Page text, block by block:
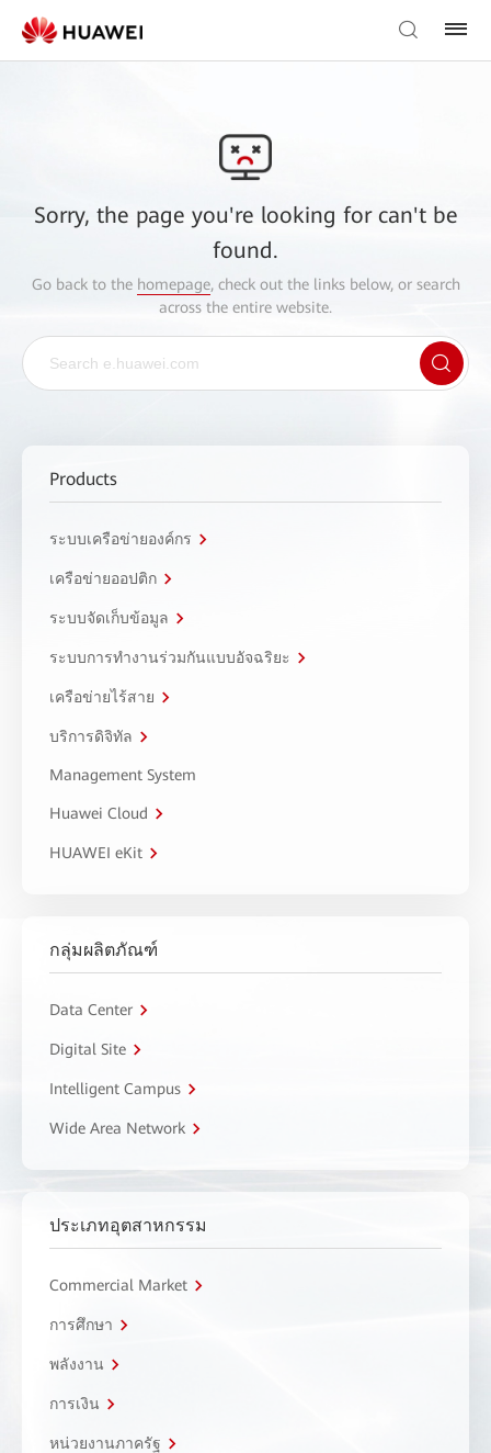
Sorry, the page you're looking for can't be
found.
Go back to the homepage, check out the links below, or search
across the entire website.
Products
ระบบเครือข่ายองค์กร
เครือข่ายออปติก
ระบบจัดเก็บข้อมูล
ระบบการทำงานร่วมกันแบบอัจฉริยะ
เครือข่ายไร้สาย
บริการดิจิทัล
Management System
Huawei Cloud
HUAWEI eKit
กลุ่มผลิตภัณฑ์
Data Center
Digital Site
Intelligent Campus
Wide Area Network
ประเภทอุตสาหกรรม
Commercial Market
การศึกษา
พลังงาน
การเงิน
หน่วยงานภาครัฐ